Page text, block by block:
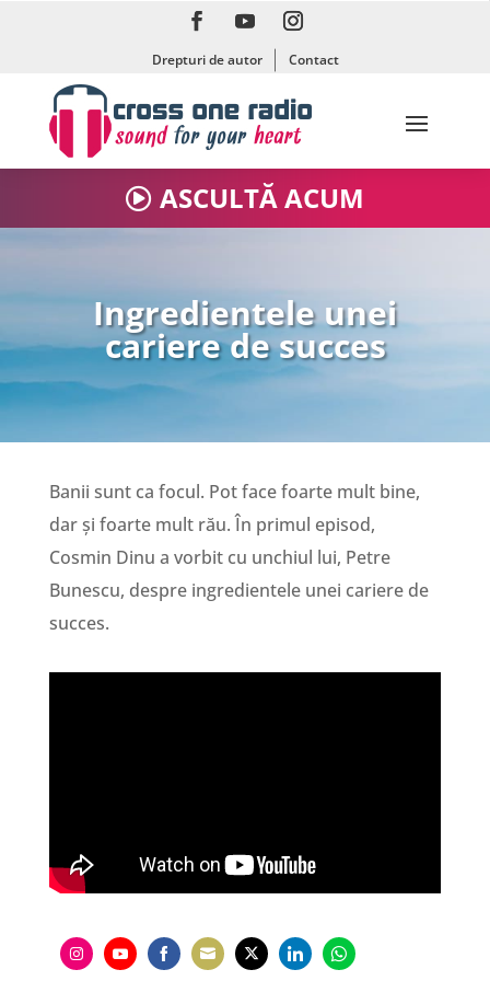
Drepturi de autor Contact
ASCULTĂ ACUM
Ingredientele unei
cariere de succes
Banii sunt ca focul. Pot face foarte mult bine,
dar și foarte mult rău. În primul episod,
Cosmin Dinu a vorbit cu unchiul lui, Petre
Bunescu, despre ingredientele unei cariere de
succes.